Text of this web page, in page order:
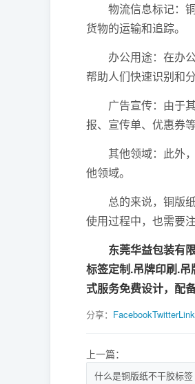
物流信息标记：铜
货物的运输和追踪。
办公用途：在办公
帮助人们快速识别和分
广告宣传：由于其
报、宣传单、优惠券等
其他领域：此外，
他领域。
总的来说，铜版纸
使用过程中，也需要
东莞华益包装有限
标签定制.吊牌印刷.
式服务免费设计，配
分享： FacebookTwitter
上一篇：
什么是铜版纸不干胶标签